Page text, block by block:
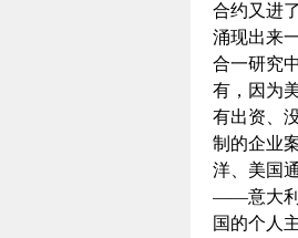
合约又进
涌现出来
合一研究
有，因为
有出资、
制的企业
洋、美国
——意大利
国的个人